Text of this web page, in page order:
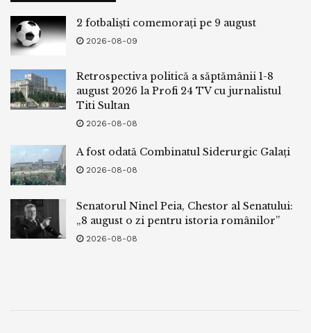
2 fotbaliști comemorați pe 9 august
2026-08-09
Retrospectiva politică a săptămânii 1-8
august 2026 la Profi 24 TV cu jurnalistul
Titi Sultan
2026-08-08
A fost odată Combinatul Siderurgic Galați
2026-08-08
Senatorul Ninel Peia, Chestor al Senatului:
„8 august o zi pentru istoria românilor”
2026-08-08